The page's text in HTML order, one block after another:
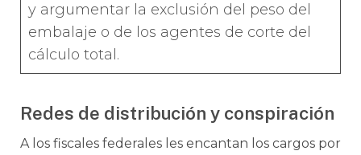
y argumentar la exclusión del peso del
embalaje o de los agentes de corte del
cálculo total.
Redes de distribución y conspiración
A los fiscales federales les encantan los cargos por